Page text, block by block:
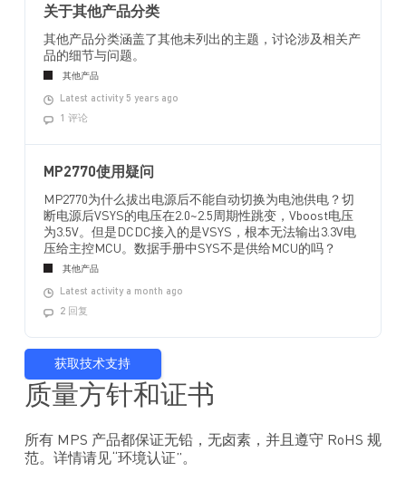
关于其他产品分类
其他产品分类涵盖了其他未列出的主题，讨论涉及相关产
品的细节与问题。
其他产品
Latest activity 5 years ago
1 评论
MP2770使用疑问
MP2770为什么拔出电源后不能自动切换为电池供电？切
断电源后VSYS的电压在2.0~2.5周期性跳变，Vboost电压
为3.5V。但是DCDC接入的是VSYS，根本无法输出3.3V电
压给主控MCU。数据手册中SYS不是供给MCU的吗？
其他产品
Latest activity a month ago
2 回复
获取技术支持
质量方针和证书
所有 MPS 产品都保证无铅，无卤素，并且遵守 RoHS 规
范。详情请见“环境认证”。